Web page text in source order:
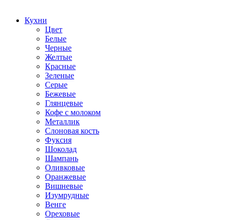
Кухни
Цвет
Белые
Черные
Желтые
Красные
Зеленые
Серые
Бежевые
Глянцевые
Кофе с молоком
Металлик
Слоновая кость
Фуксия
Шоколад
Шампань
Оливковые
Оранжевые
Вишневые
Изумрудные
Венге
Ореховые